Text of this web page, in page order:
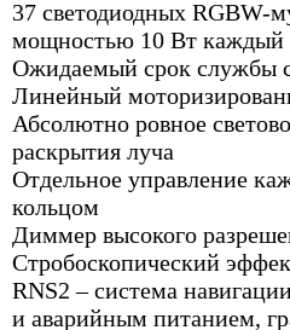
37 светодиодных RGBW-
мощностью 10 Вт каждый
Ожидаемый срок службы
Линейный
Абсолютно ровное
раскрытия луча
Отдельное управление
кольцом
Диммер высокого
Стробоскопический
RNS2 – система
и аварийным питанием,